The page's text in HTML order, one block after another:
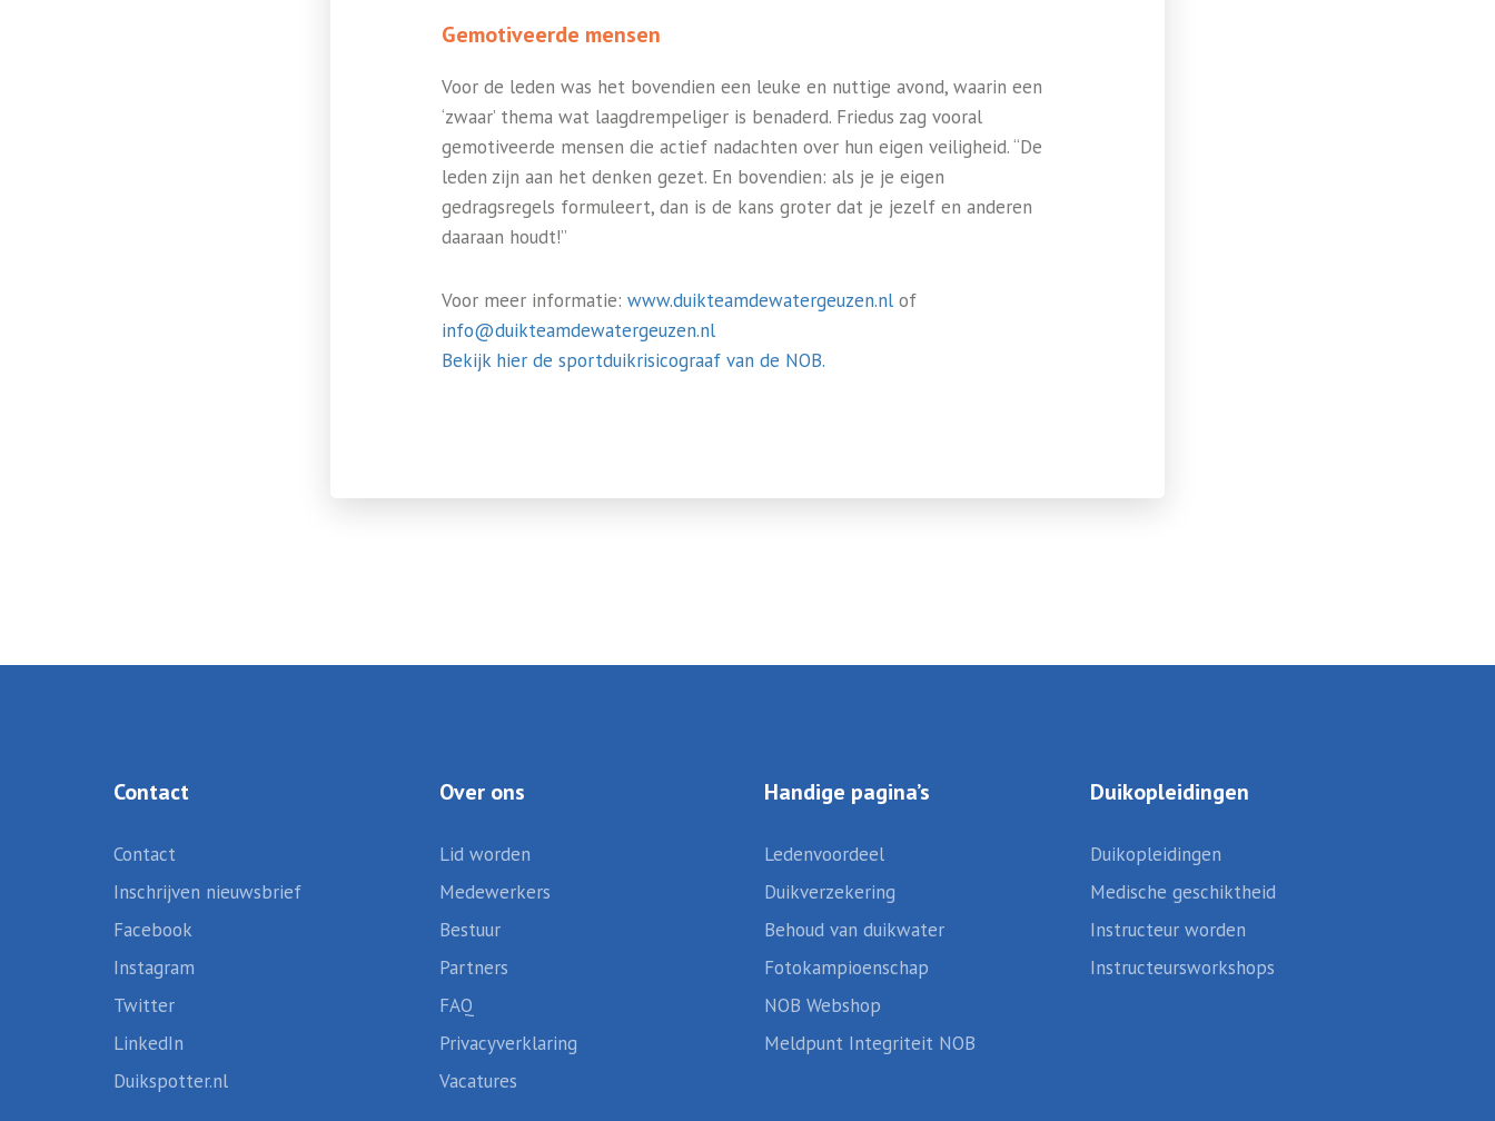
Gemotiveerde mensen
Voor de leden was het bovendien een leuke en nuttige avond, waarin een
‘zwaar’ thema wat laagdrempeliger is benaderd. Friedus zag vooral
gemotiveerde mensen die actief nadachten over hun eigen veiligheid. “De
leden zijn aan het denken gezet. En bovendien: als je je eigen
gedragsregels formuleert, dan is de kans groter dat je jezelf en anderen
daaraan houdt!”
Voor meer informatie: www.duikteamdewatergeuzen.nl of
info@duikteamdewatergeuzen.nl
Bekijk hier de sportduikrisicograaf van de NOB.
Contact
Contact
Inschrijven nieuwsbrief
Facebook
Instagram
Twitter
LinkedIn
Duikspotter.nl
Over ons
Lid worden
Medewerkers
Bestuur
Partners
FAQ
Privacyverklaring
Vacatures
Handige pagina’s
Ledenvoordeel
Duikverzekering
Behoud van duikwater
Fotokampioenschap
NOB Webshop
Meldpunt Integriteit NOB
Duikopleidingen
Duikopleidingen
Medische geschiktheid
Instructeur worden
Instructeursworkshops